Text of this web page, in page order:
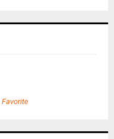
Favorite